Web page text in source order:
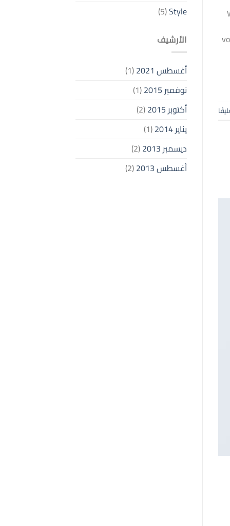
Style
(5)
الأرشيف
أغسطس 2021
(1)
نوفمبر 2015
(1)
أكتوبر 2015
(2)
يناير 2014
(1)
ديسمبر 2013
(2)
أغسطس 2013
(2)